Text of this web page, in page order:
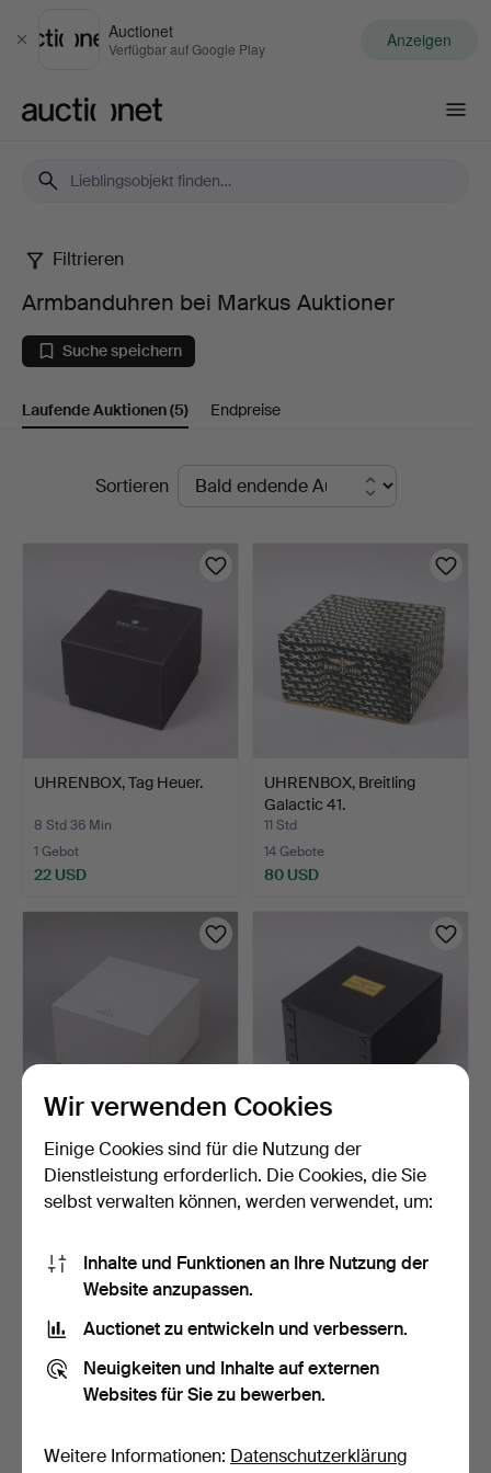
Schließen
Auctionet
Verfügbar auf Google Play Anzeigen
Armbanduhren
bei
Markus
Auktioner
Filtrieren
Armbanduhren bei Markus Auktioner
Suche speichern
Laufende Auktionen(5) Endpreise
LaufendeSortieren
UHRENBOX, Tag Heuer.
8 Std 36 Min
1 Gebot
22 USD
UHRENBOX, Breitling
Galactic 41.
11 Std
14 Gebote
80 USD
UHRENBOX, Omega.
12 Std
UHRENBOX, Breitling
Avenger II.
16 Std
Wir verwenden Cookies
Einige Cookies sind für die Nutzung der
Dienstleistung erforderlich. Die Cookies, die Sie
selbst verwalten können, werden verwendet, um:
Inhalte und Funktionen an Ihre Nutzung der
Website anzupassen.
Auctionet zu entwickeln und verbessern.
Neuigkeiten und Inhalte auf externen
Websites für Sie zu bewerben.
Weitere Informationen: Datenschutzerklärung